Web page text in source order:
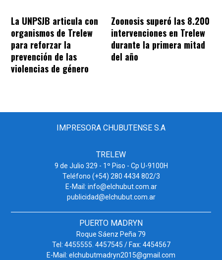
La UNPSJB articula con
organismos de Trelew
para reforzar la
prevención de las
violencias de género
Zoonosis superó las 8.200
intervenciones en Trelew
durante la primera mitad
del año
IMPRESORA CHUBUTENSE S.A
TRELEW
9 de Julio 329 - 1º Piso - Cp U-9100H
Teléfono (+54) 280 4434 802/3
E-Mail: info@elchubut.com.ar
publicidad@elchubut.com.ar
PUERTO MADRYN
Roque Sáenz Peña 79
Tel: 4455555. 4457545 / Fax: 4454567
E-Mail: elchubutmadryn2015@gmail.com